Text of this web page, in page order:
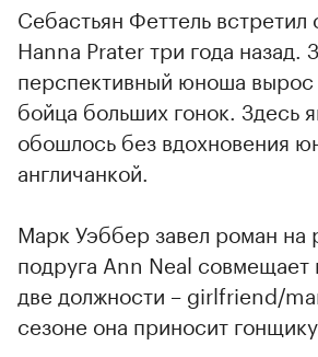
Себастьян Феттель
Hanna Prater три года назад.
перспективный юноша вырос
бойца больших гонок. Здесь
обошлось без вдохновения
англичанкой.
Марк Уэббер завел роман на
подруга Ann Neal совмещает
две должности – girlfriend/
сезоне она приносит